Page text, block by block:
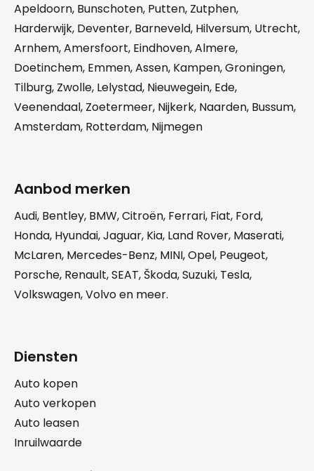
Apeldoorn, Bunschoten, Putten, Zutphen,
Harderwijk, Deventer, Barneveld, Hilversum, Utrecht,
Arnhem,Amersfoort, Eindhoven,Almere,
Doetinchem, Emmen,Assen, Kampen,Groningen,
Tilburg, Zwolle, Lelystad, Nieuwegein, Ede,
Veenendaal, Zoetermeer, Nijkerk, Naarden, Bussum,
Amsterdam, Rotterdam, Nijmegen
Aanbod merken
Audi, Bentley, BMW,Citroën, Ferrari, Fiat, Ford,
Honda, Hyundai,Jaguar, Kia, Land Rover, Maserati,
McLaren, Mercedes-Benz, MINI,Opel, Peugeot,
Porsche, Renault,SEAT, Škoda,Suzuki, Tesla,
Volkswagen,Volvoen meer.
Diensten
Auto kopen
Auto verkopen
Auto leasen
Inruilwaarde